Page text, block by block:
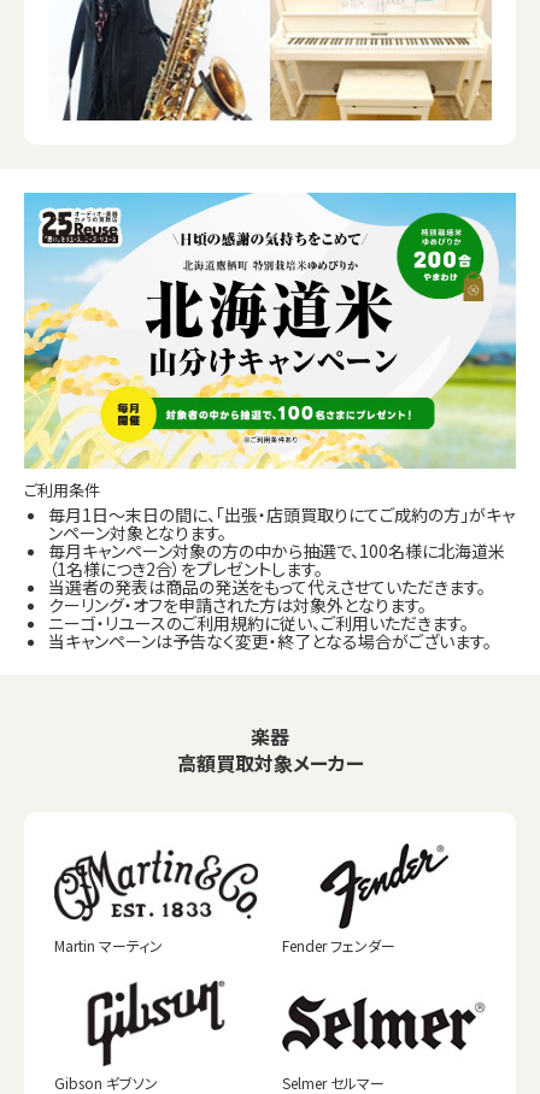
ご利用条件
毎月1日～末日の間に、「出張・店頭買取りにてご成約の方」がキャ
ンペーン対象となります。
毎月キャンペーン対象の方の中から抽選で、100名様に北海道米
（1名様につき2合）をプレゼントします。
当選者の発表は商品の発送をもって代えさせていただきます。
クーリング・オフを申請された方は対象外となります。
ニーゴ・リユースのご利用規約に従い、ご利用いただきます。
当キャンペーンは予告なく変更・終了となる場合がございます。
楽器
高額買取対象メーカー
Martin マーティン Fender フェンダー
Gibson ギブソン Selmer セルマー